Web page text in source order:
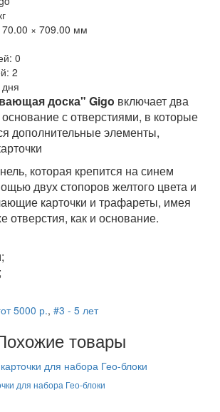
× 709.00 мм
0
2
доска" Gigo включает два
с отверстиями, в которые
дополнительные элементы,
которая крепится на синем
двух стопоров желтого цвета и
карточки и трафареты, имея
отверстия, как и основание.
5000 р., #3 - 5 лет
товары
для набора Гео-блоки